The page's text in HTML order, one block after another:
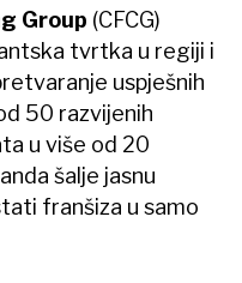
Group (CFCG)
tvrtka u regiji i
uspješnih
50 razvijenih
u više od 20
šalje jasnu
franšiza u samo